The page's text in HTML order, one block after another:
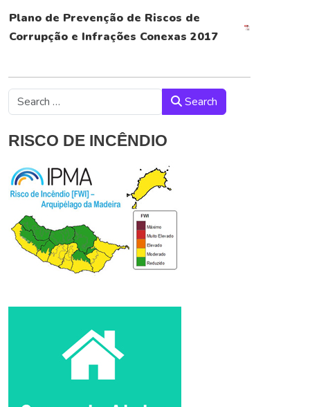
Plano de Prevenção de Riscos de
Corrupção e Infrações Conexas 2017
Search Search
RISCO DE INCÊNDIO